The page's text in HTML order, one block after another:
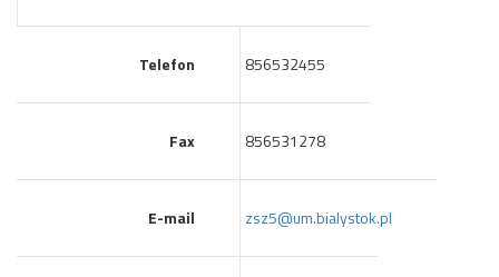
Telefon 856532455
Fax 856531278
E-mail zsz5@um.bialystok.pl